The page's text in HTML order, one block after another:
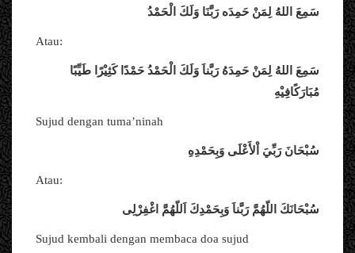
سَمِعَ اللهُ لِمَنْ حَمِدَهرَبَّنَا وَلَكَ الْحَمْدُ
Atau:
سَمِعَ اللهُ لِمَنْ حَمِدَهُرَبَّناَ وَلَكَ الْحَمْدُ حَمْدًاكَثِيْرًا طَيِّبًا
مُبَارَكًافِيْهِ
Sujud dengan tuma’ninah
سُبْحَانَرَبِّيَ اْلأَعْلَى وَبِحَمْدِهِ
Atau:
سُبْحَانَكَ اللّهُمَّرَبَّناَ وَبِحَمْدِكَ اَللّهُمَّ اغْفِرْلِى
Sujud kembali dengan membaca doa sujud